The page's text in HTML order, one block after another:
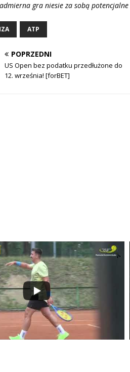
gra niesie za sobą
ATP
POPRZEDNI
US Open bez podatku przedłużone do
12. września! [forBET]